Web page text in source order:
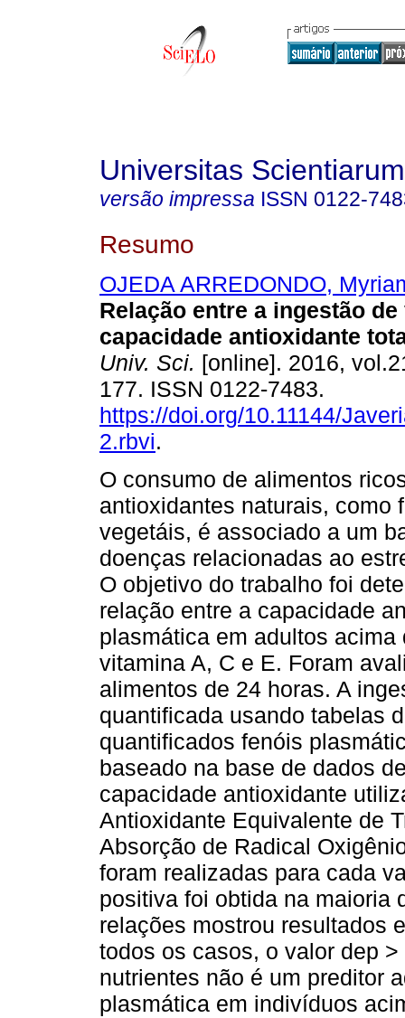
Universitas Scientiarum
versão impressa ISSN 0122-
Resumo
OJEDA ARREDONDO,
Relação entre a ingestão
capacidade antioxidante
Univ. Sci. [online]. 2016,
177. ISSN 0122-7483.
https://doi.org/10.11144/
2.rbvi.
O consumo de alimentos
antioxidantes naturais, como
vegetáis, é associado a um
doenças relacionadas ao
O objetivo do trabalho foi
relação entre a capacidade
plasmática em adultos
vitamina A, C e E. Foram
alimentos de 24 horas. A
quantificada usando tabelas
quantificados fenóis
baseado na base de dados
capacidade antioxidante
Antioxidante Equivalente de
Absorção de Radical
foram realizadas para cada
positiva foi obtida na maioria
relações mostrou resultados
todos os casos, o valor dep
nutrientes não é um preditor
plasmática em indivíduos